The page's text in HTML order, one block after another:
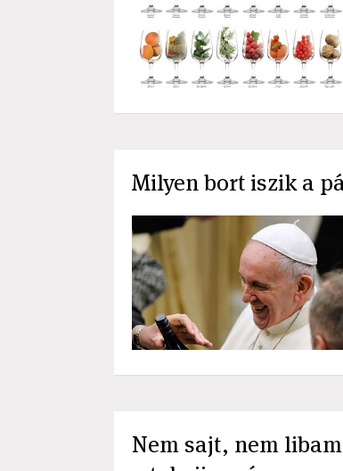
Milyen bort iszik a
Nem sajt, nem